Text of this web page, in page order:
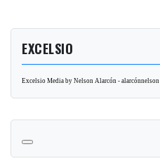
EXCELSIO
Excelsio Media by Nelson Alarcón - alarcónnelson